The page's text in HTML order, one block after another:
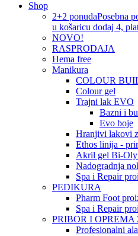
Shop
2+2 ponudaPosebna
u košaricu dodaj 4,
NOVO!
RASPRODAJA
Hema free
Manikura
COLOUR
Colour gel
Trajni lak EVO
Bazni i
Evo boje
Hranjivi lakovi
Ethos linija -
Akril gel Bi-
Nadogradnja
Spa i Repair
PEDIKURA
Pharm Foot
Spa i Repair
PRIBOR I
Profesionalni